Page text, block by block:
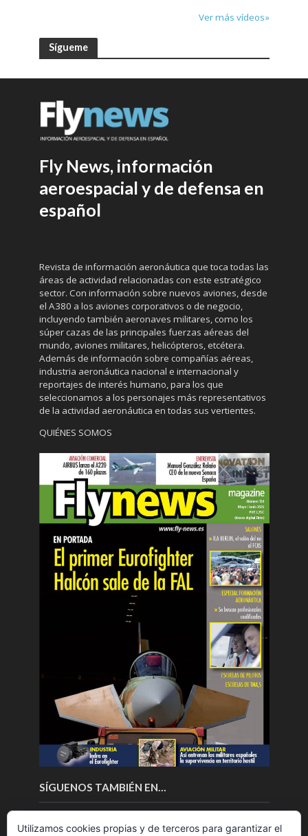
Ver más vídeos»
Sígueme
Fly News, información
aeroespacial y de defensa en
español
Revista de información aeronáutica que toca todas las
áreas de actividad relacionadas con este estratégico
sector. Con información sobre nuevos aviones, desde
el A380 a los aviones corporativos o de negocio,
incluyendo también aeronaves militares, como los
súper cazas de las principales fuerzas aéreas del
mundo, aviones militares, helicópteros, etcétera.
Además de información sobre compañías aéreas,
industria aeronáutica nacional e internacional y
reportajes de interés humano, para los que
seleccionamos a los personajes más representativos
de la actividad aeronáutica en todas sus vertientes.
QUIÉNES SOMOS
SÍGUENOS TAMBIÉN EN…
Utilizamos cookies propias y de terceros para garantizar el